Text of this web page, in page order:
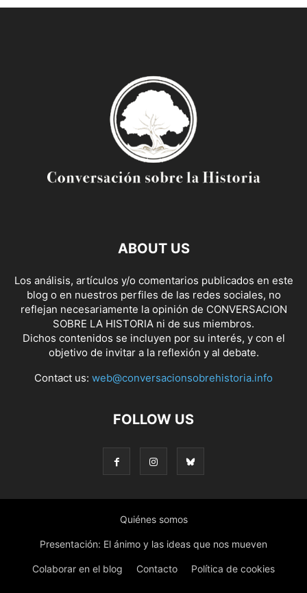
ABOUT US
Los análisis, artículos y/o comentarios publicados en este
blog o en nuestros perfiles de las redes sociales, no
reflejan necesariamente la opinión de CONVERSACION
SOBRE LA HISTORIA ni de sus miembros.
Dichos contenidos se incluyen por su interés, y con el
objetivo de invitar a la reflexión y al debate.
Contact us: web@conversacionsobrehistoria.info
FOLLOW US
Quiénes somos
Presentación: El ánimo y las ideas que nos mueven
Colaborar en el blog Contacto Política de cookies